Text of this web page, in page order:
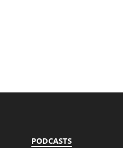
PODCASTS